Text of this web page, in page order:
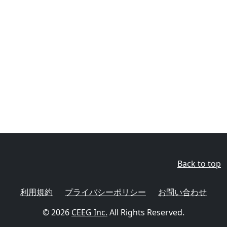
Back to top
利用規約 プライバシーポリシー
お問い合わせ
© 2026 CEEG Inc. All Rights Reserved.